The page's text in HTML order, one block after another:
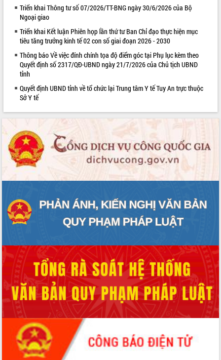
UBND tỉnh Đắk Lắk triển khai nhiệm
vụ 6 tháng cuối năm 2026
Kỳ họp thứ Hai, Hội đồng nhân dân
tỉnh khóa XI quyết nghị nhiều nội dung
Bí thư Tỉnh ủy Lương Nguyễn Minh
Triết thăm, tặng quà người có công với
Rà soát, hoàn thiện hệ thống thiết chế
phát triển mới
mặt Đoàn chuyên gia y tế TP. Hồ Chí
Minh
Lễ truy điệu và an táng hài cốt liệt sĩ
tại Nghĩa trang Liệt sĩ xã Sơn Hòa
Bàn giải pháp tháo gỡ khó khăn trong
định EUDR
Thứ trưởng Bộ Nông nghiệp và Môi
trường Nguyễn Hoàng Hiệp khảo sát
Trình diễn nghệ thuật chế biến các
món ăn từ sầu riêng
Đắk Lắk công bố Quy hoạch và xúc
tiến đầu tư tỉnh
Ngành cá ngừ Đắk Lắk chủ động thích
ứng để giữ vững thị trường xuất khẩu
Diễn đàn Kinh tế tư nhân Việt Nam đột
phá cơ chế - Hợp tác công tư
Đề án 06 tạo bước ngoặt đột phá trong
cải cách hành chính tỉnh Đắk Lắk
ALBUM ẢNH
Triển khai Thông tư số 07/2026/TT-BNG ngày 30/6/2026 của Bộ
Ngoại giao
Triển khai Kết luận Phiên họp lần thứ tư Ban Chỉ đạo thực hiện mục
tiêu tăng trưởng kinh tế 02 con số giai đoạn 2026 - 2030
Thông báo Về việc đính chính tọa độ điểm góc tại Phụ lục kèm theo
Quyết định số 2317/QĐ-UBND ngày 21/7/2026 của Chủ tịch UBND
tỉnh
Quyết định UBND tỉnh về tổ chức lại Trung tâm Y tế Tuy An trực thuộc
Sở Y tế